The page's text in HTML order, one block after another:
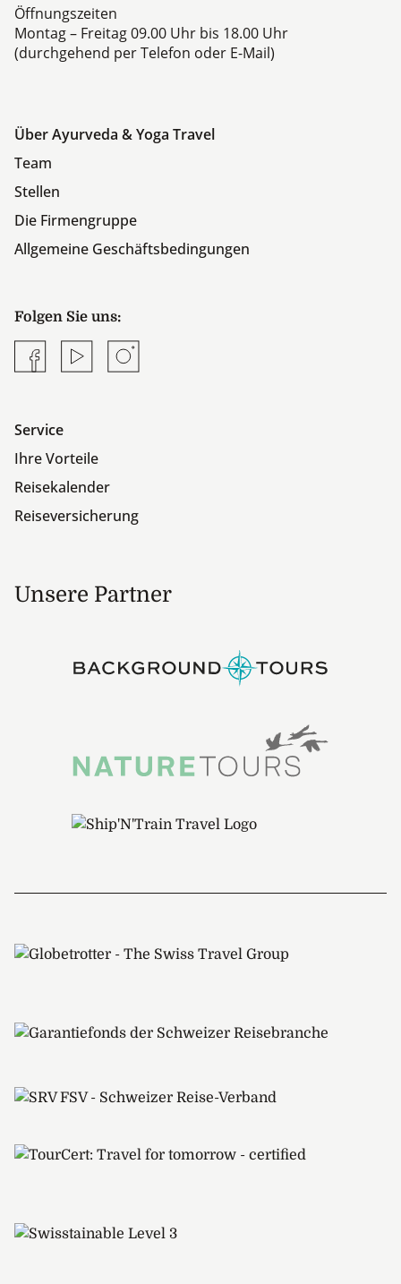
Öffnungszeiten
Montag – Freitag 09.00 Uhr bis 18.00 Uhr
(durchgehend per Telefon oder E-Mail)
Über Ayurveda & Yoga Travel
Team
Stellen
Die Firmengruppe
Allgemeine Geschäftsbedingungen
Folgen Sie uns:
FacebookYouTubeInstagram
Service
Ihre Vorteile
Reisekalender
Reiseversicherung
Unsere Partner